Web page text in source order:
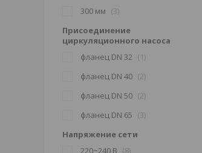
300 мм
3
Присоединение
циркуляционного насоса
фланец DN 32
1
фланец DN 40
2
фланец DN 50
2
фланец DN 65
3
Напряжение сети
220~240 В
8